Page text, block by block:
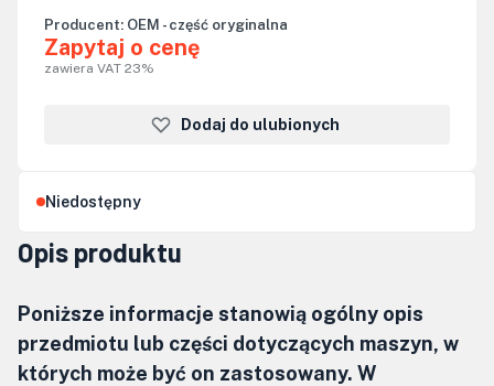
Producent: OEM - część oryginalna
Zapytaj o cenę
zawiera VAT 23%
Dodaj do ulubionych
Niedostępny
Opis produktu
Poniższe informacje stanowią ogólny opis
przedmiotu lub części dotyczących maszyn, w
których może być on zastosowany. W